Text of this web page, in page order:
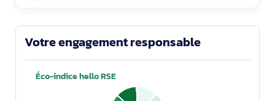
Votre engagement responsable
Éco-indice hello RSE